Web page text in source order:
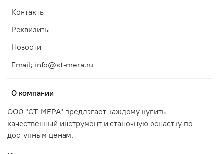
Контакты
Реквизиты
Новости
Email; info@st-mera.ru
О компании
ООО "СТ-МЕРА" предлагает каждому купить
качественный инструмент и станочную оснастку по
доступным ценам.